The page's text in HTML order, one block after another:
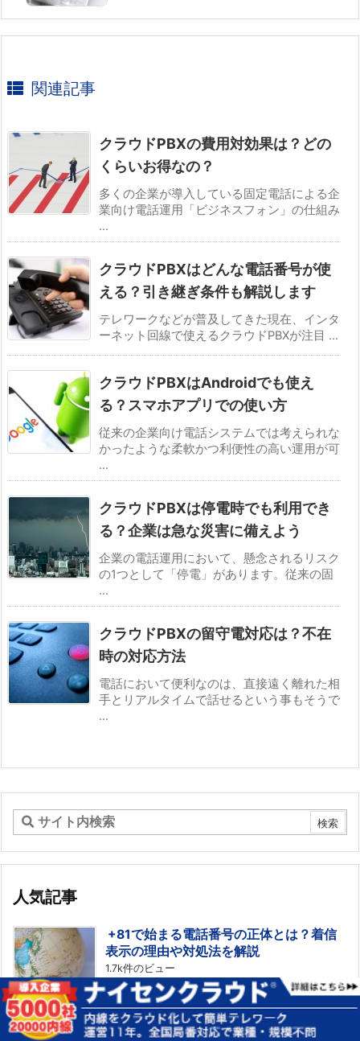
関連記事
クラウドPBXの費用対効果は？どの
くらいお得なの？
多くの企業が導入している固定電話による企
業向け電話運用「ビジネスフォン」の仕組み
...
クラウドPBXはどんな電話番号が使
える？引き継ぎ条件も解説します
テレワークなどが普及してきた現在、インタ
ーネット回線で使えるクラウドPBXが注目 ...
クラウドPBXはAndroidでも使え
る？スマホアプリでの使い方
従来の企業向け電話システムでは考えられな
かったような柔軟かつ利便性の高い運用が可
...
クラウドPBXは停電時でも利用でき
る？企業は急な災害に備えよう
企業の電話運用において、懸念されるリスク
の1つとして「停電」があります。従来の固
...
クラウドPBXの留守電対応は？不在
時の対応方法
電話において便利なのは、直接遠く離れた相
手とリアルタイムで話せるという事もそうで
...
人気記事
+81で始まる電話番号の正体とは？着信
表示の理由や対処法を解説
1.7k件のビュー
見慣れない「+81」から始まる電話番号から着
信があると、誰からの連絡なのか、あるいは詐
欺ではないかと不安を感じ...